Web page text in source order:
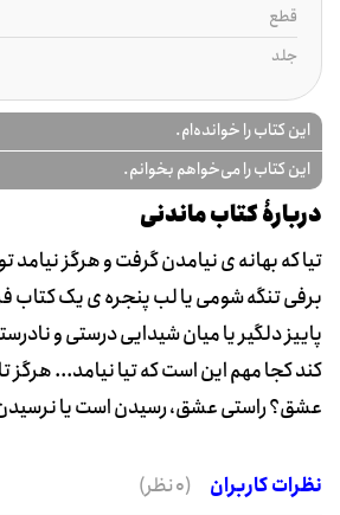
قطع
جلد
این کتاب را خوانده‌ام.
این کتاب را می‌خواهم بخوانم.
دربارۀ کتاب ماندنی
تیا که بهانه ی نیامدن گرفت و هرگز نیامد
برفی تنگه شومی یا لب پنجره ی یک
پاییز دلگیر یا میان شیدایی درستی و
کند کجا مهم این است که تیا نیامد... هرگز
عشق؟ راستی عشق، رسیدن است یا
نظرات کاربران (0 نظر)